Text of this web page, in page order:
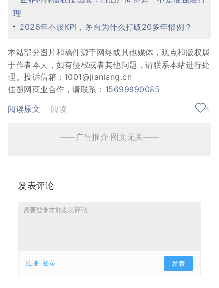
理
2026年不设KPI，茅台为什么打破20多年惯例？
本站部分图片和稿件源于网络或其他媒体，观点和版权属
于作者本人，如有侵权或者其他问题，请联系本站进行处
理。投诉信箱：1001@jianiang.cn
佳酿网商业合作，请联系： 15699990085
阅读原文
阅读 1
——广告推介 图文无关——
发表评论
注册 登录